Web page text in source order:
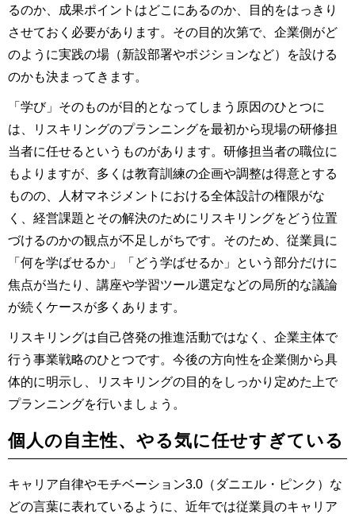
るのか、成果ポイントはどこにあるのか、目的をはっきり
させておく必要があります。その目的次第で、企業側がど
のように実践の場（新設部署やポジションなど）を設ける
のかも決まってきます。
「学び」そのものが目的となってしまう原因のひとつに
は、リスキリングのプランニングを最初から現場の研修担
当者に任せるというものがあります。研修担当者の職位に
もよりますが、多くは教育訓練の企画や調整は得意とする
ものの、人材マネジメントにおける全体設計の権限がな
く、経営課題とその解決のためにリスキリングをどう位置
づけるのかの観点が不足しがちです。そのため、従業員に
「何を学ばせるか」「どう学ばせるか」という部分だけに
焦点が当たり、講座や学習ツール選定などの局所的な議論
が続くケースが多くあります。
リスキリングは自己啓発の推進活動ではなく、企業主体で
行う事業戦略のひとつです。今後の方向性を企業側から具
体的に明示し、リスキリングの目的をしっかり定めた上で
プランニングを行いましょう。
個人の自主性、やる気に任せすぎている
キャリア自律やモチベーション3.0（ダニエル・ピンク）な
どの言葉に表れているように、近年では従業員のキャリア